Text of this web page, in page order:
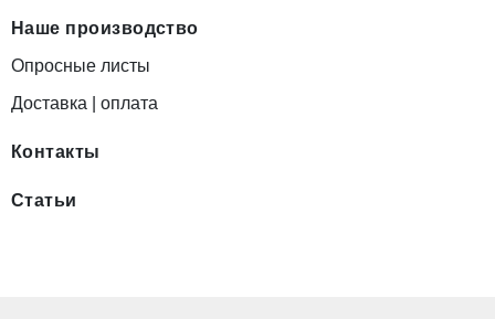
Наше производство
Опросные листы
Доставка | оплата
Контакты
Статьи